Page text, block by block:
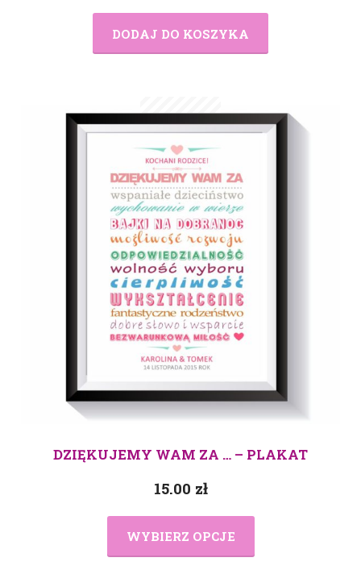
DODAJ DO KOSZYKA
DZIĘKUJEMY WAM ZA … – PLAKAT
15.00 zł
WYBIERZ OPCJE